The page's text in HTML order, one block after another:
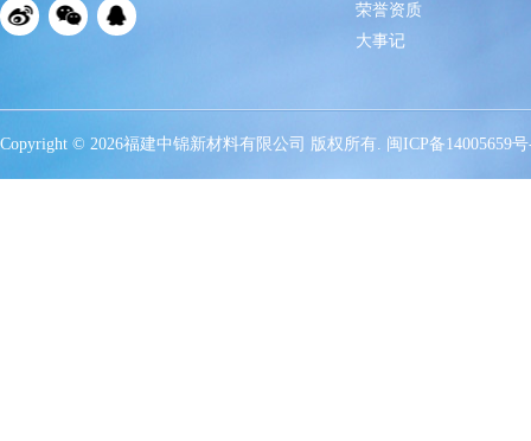
荣誉资质
大事记
Copyright © 2026福建中锦新材料有限公司 版权所有. 闽ICP备14005659